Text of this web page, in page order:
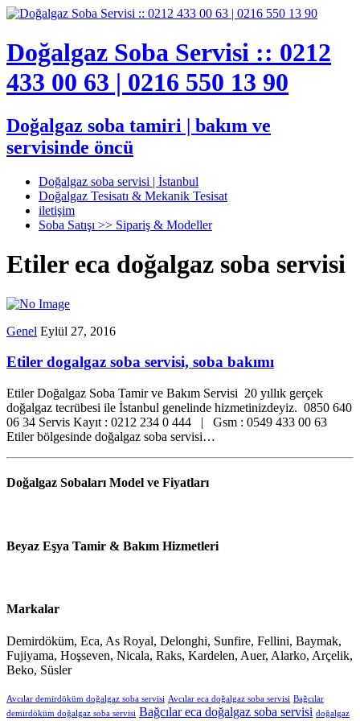
Doğalgaz Soba Servisi :: 0212
433 00 63 | 0216 550 13 90
Doğalgaz soba tamiri | bakım ve
servisinde öncü
Doğalgaz soba servisi | İstanbul
Doğalgaz Tesisatı & Mekanik Tesisat
iletişim
Soba Satışı >> Sipariş & Modeller
Etiler eca doğalgaz soba servisi
Genel Eylül 27, 2016
Etiler dogalgaz soba servisi, soba bakımı
Etiler Doğalgaz Soba Tamir ve Bakım Servisi 20 yıllık gerçek
doğalgaz tecrübesi ile İstanbul genelinde hizmetinizdeyiz. 0850 640
06 34 Servis Kayıt : 0212 234 0 444 | Gsm : 0549 433 00 63
Etiler bölgesinde doğalgaz soba servisi…
Doğalgaz Sobaları Model ve Fiyatları
Beyaz Eşya Tamir & Bakım Hizmetleri
Markalar
Demirdöküm, Eca, As Royal, Delonghi, Sunfire, Fellini, Baymak,
Fujiyama, Hoşseven, Nicala, Raks, Kardelen, Auer, Alarko, Arçelik,
Beko, Süsler
Avcılar demirdöküm doğalgaz soba servisi Avcılar eca doğalgaz soba servisi Bağcılar
demirdöküm doğalgaz soba servisi Bağcılar eca doğalgaz soba servisi doğalgaz